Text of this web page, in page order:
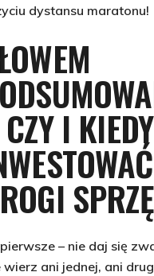
dystansu maratonu!
I KIEDY
– nie daj się
wierz ani jednej, ani